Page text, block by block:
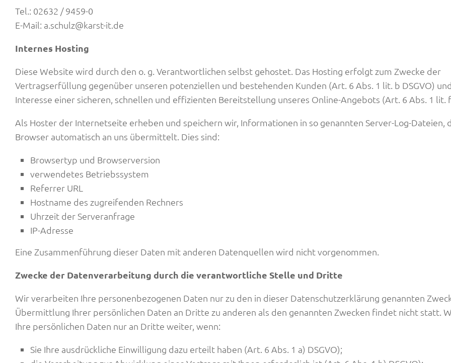
Tel.: 02632 / 9459-0
E-Mail: a.schulz@karst-it.de
Internes Hosting
Diese Website wird durch den o. g. Verantwortlichen selbst gehostet. Das Hosting erfolgt zum Zwecke der
Vertragserfüllung gegenüber unseren potenziellen und bestehenden Kunden (Art. 6 Abs. 1 lit. b DSGVO)
Interesse einer sicheren, schnellen und effizienten Bereitstellung unseres Online-Angebots (Art. 6 Abs. 1 lit. f
Als Hoster der Internetseite erheben und speichern wir, Informationen in so genannten Server-Log-Dateien,
Browser automatisch an uns übermittelt. Dies sind:
Browsertyp und Browserversion
verwendetes Betriebssystem
Referrer URL
Hostname des zugreifenden Rechners
Uhrzeit der Serveranfrage
IP-Adresse
Eine Zusammenführung dieser Daten mit anderen Datenquellen wird nicht vorgenommen.
Zwecke der Datenverarbeitung durch die verantwortliche Stelle und Dritte
Wir verarbeiten Ihre personenbezogenen Daten nur zu den in dieser Datenschutzerklärung genannten
Übermittlung Ihrer persönlichen Daten an Dritte zu anderen als den genannten Zwecken findet nicht statt.
Ihre persönlichen Daten nur an Dritte weiter, wenn:
Sie Ihre ausdrückliche Einwilligung dazu erteilt haben (Art. 6 Abs. 1 a) DSGVO);